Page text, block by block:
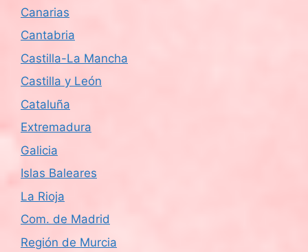
Canarias
Cantabria
Castilla-La Mancha
Castilla y León
Cataluña
Extremadura
Galicia
Islas Baleares
La Rioja
Com. de Madrid
Región de Murcia